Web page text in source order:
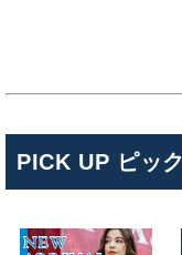
PICK UP ピッ